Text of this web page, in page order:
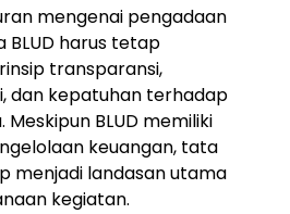
mengenai pengadaan
BLUD harus tetap
transparansi,
dan kepatuhan terhadap
BLUD memiliki
keuangan, tata
menjadi landasan utama
kegiatan.